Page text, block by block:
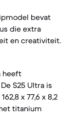
bevat
die extra
en creativiteit.
heeft
S25 Ultra is
x 77,6 x 8,2
titanium